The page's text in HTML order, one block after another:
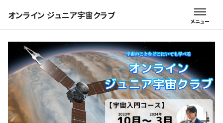
オンライン ジュニア宇宙クラブ